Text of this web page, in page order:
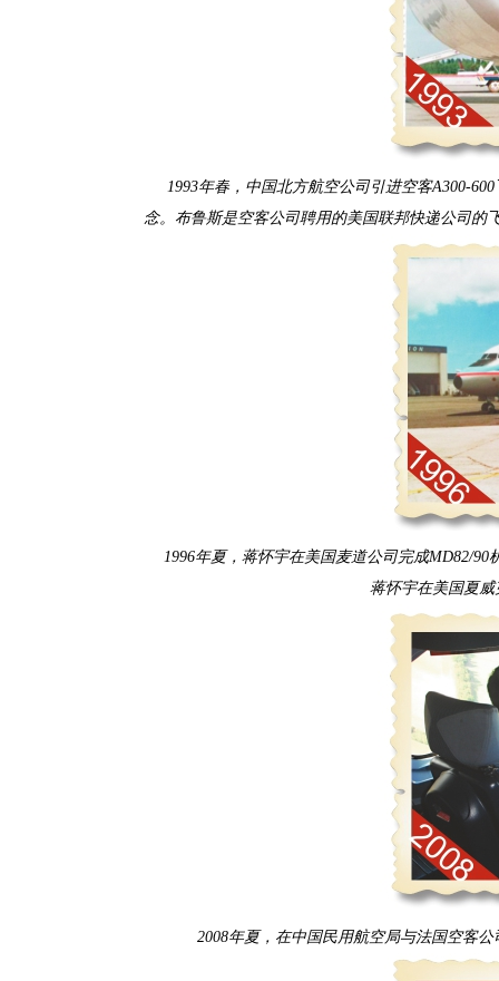
1993年春，中国北方航空公司引进空客A300-
念。布鲁斯是空客公司聘用的美国联邦快递公司的
1996年夏，蒋怀宇在美国麦道公司完成MD82/
蒋怀宇在美国夏
2008年夏，在中国民用航空局与法国空客